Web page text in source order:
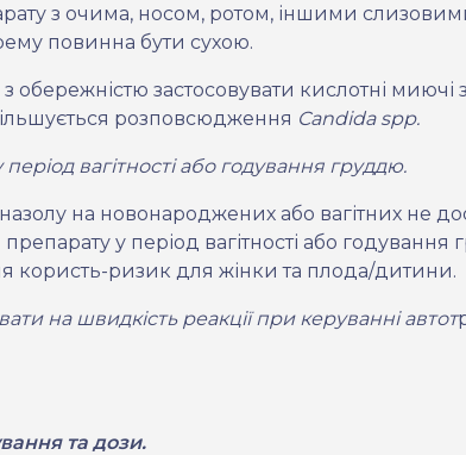
з очима, носом, ротом, іншими
повинна бути сухою.
з обережністю застосовувати кислотні
розповсюдження Candida spp.
вагітності або годування груддю.
на новонароджених або вагітних не
у період вагітності або годування
користь-ризик для жінки та плода/дитини.
на швидкість реакції при керуванні автот
та дози.